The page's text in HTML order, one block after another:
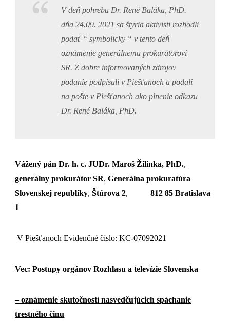
V deň pohrebu Dr. René Baláka, PhD.
dňa 24.09. 2021 sa štyria aktivisti rozhodli
podať “ symbolicky “ v tento deň
oznámenie generálnemu prokurátorovi
SR. Z dobre informovaných zdrojov
podanie podpísali v Piešťanoch a podali
na pošte v Piešťanoch ako plnenie odkazu
Dr. René Baláka, PhD.
Vážený pán Dr. h. c. JUDr. Maroš Žilinka, PhD.,
generálny prokurátor SR,Generálna prokuratúra
Slovenskej republiky,Štúrova 2,
812 85 Bratislava
1
V Piešťanoch Evidenčné číslo: KC-07092021
Vec: Postupy orgánov Rozhlasu a televízie Slovenska
– oznámenie skutočností nasvedčujúcich spáchanie
trestného činu